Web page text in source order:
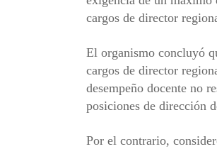
cargos de director
El organismo concluyó
cargos de director
desempeño docente no
posiciones de dirección
Por el contrario,